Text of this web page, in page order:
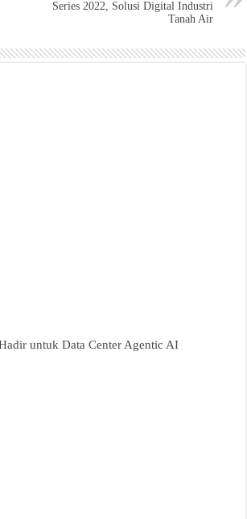
Series 2022, Solusi Digital Industri
Tanah Air
untuk Data Center Agentic AI